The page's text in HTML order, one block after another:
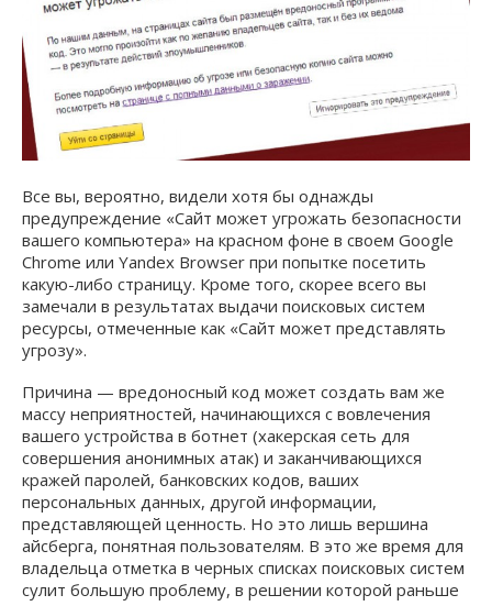
Все вы, вероятно, видели хотя бы однажды
предупреждение «Сайт может угрожать безопасности
вашего компьютера» на красном фоне в своем Google
Chrome или Yandex Browser при попытке посетить
какую-либо страницу. Кроме того, скорее всего вы
замечали в результатах выдачи поисковых систем
ресурсы, отмеченные как «Сайт может представлять
угрозу».
Причина — вредоносный код может создать вам же
массу неприятностей, начинающихся с вовлечения
вашего устройства в ботнет (хакерская сеть для
совершения анонимных атак) и заканчивающихся
кражей паролей, банковских кодов, ваших
персональных данных, другой информации,
представляющей ценность. Но это лишь вершина
айсберга, понятная пользователям. В это же время для
владельца отметка в черных списках поисковых систем
сулит большую проблему, в решении которой раньше